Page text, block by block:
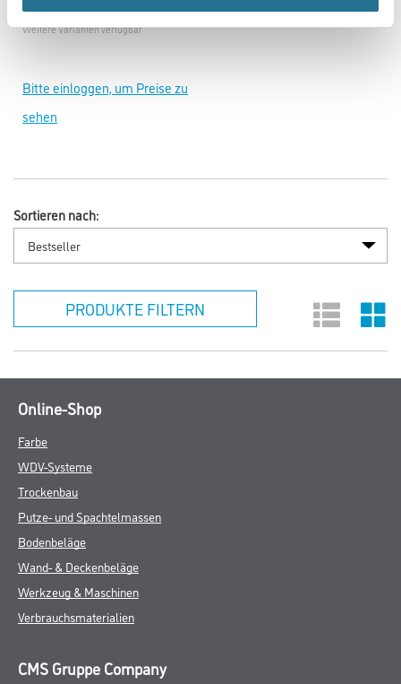
Schiffsboden
Weitere Varianten verfügbar
Bitte einloggen, um Preise zu
sehen
Sortieren nach:
PRODUKTE FILTERN
Online-Shop
Farbe
WDV-Systeme
Trockenbau
Putze- und Spachtelmassen
Bodenbeläge
Wand- & Deckenbeläge
Werkzeug & Maschinen
Verbrauchsmaterialien
CMS Gruppe Company